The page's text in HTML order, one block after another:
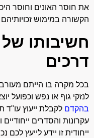
את חוסר האונים וחוסר
הקשורה במימוש
חשיבותו של
דרכים
בכל מקרה בו הייתם
לנזקי גוף או נפש וכפועל
בהקדםלקבלת ייעוץ עו"ד
עקרונות והסדרים
ייחודית זו יידע לייעץ לכם